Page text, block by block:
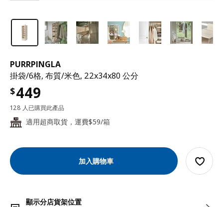
PURRPINGLA
掛袋/6格, 布質/米色, 22x34x80 公分
$449
128 人已購買此產品
24 適用超商取貨，運費$59/箱
加入購物車
顯示分店貨架位置